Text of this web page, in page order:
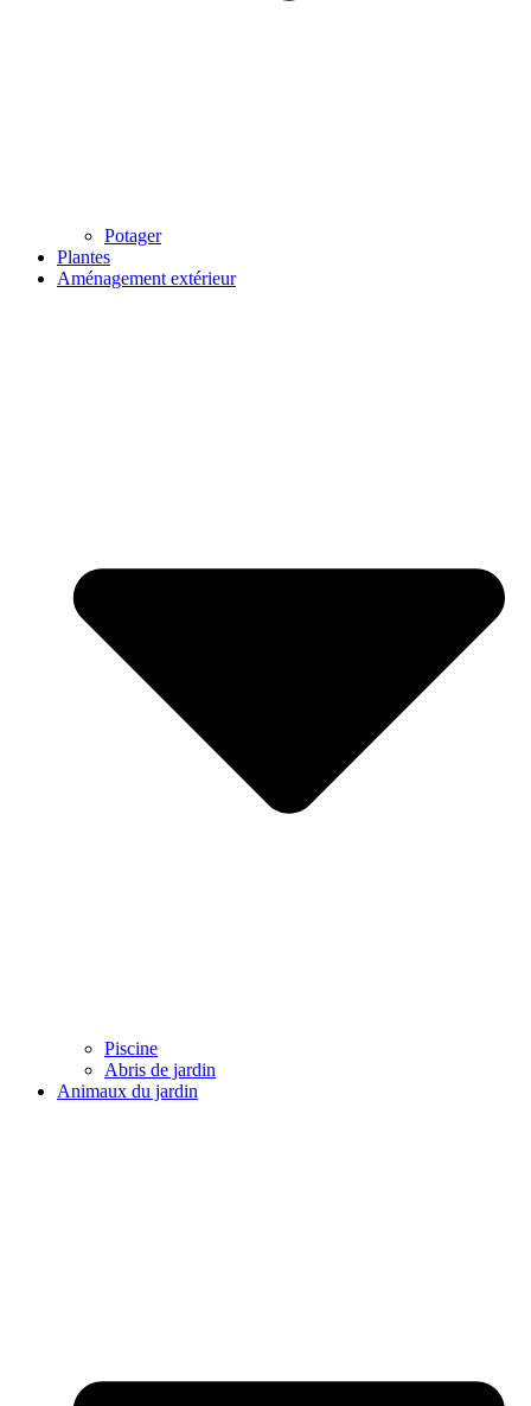
Potager
Plantes
Aménagement extérieur
Piscine
Abris de jardin
Animaux du jardin